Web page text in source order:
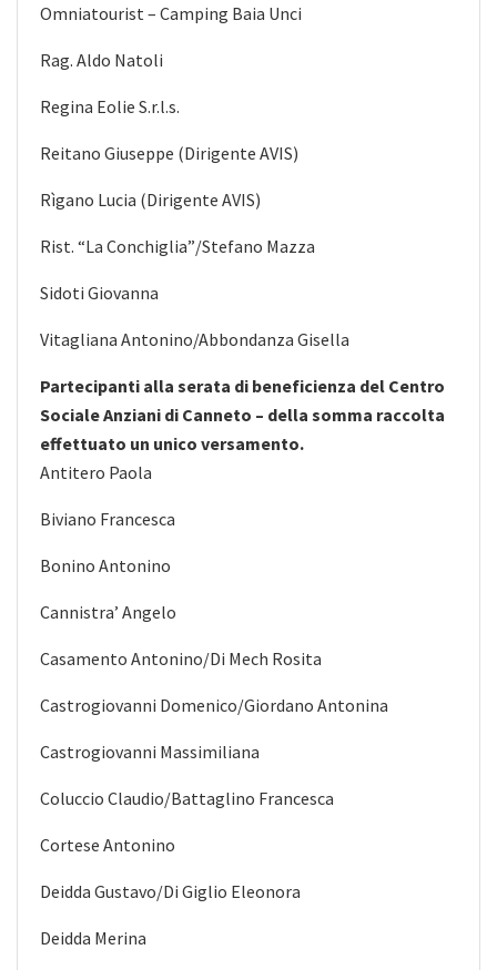
Omniatourist – Camping Baia Unci
Rag. Aldo Natoli
Regina Eolie S.r.l.s.
Reitano Giuseppe (Dirigente AVIS)
Rìgano Lucia (Dirigente AVIS)
Rist. “La Conchiglia”/Stefano Mazza
Sidoti Giovanna
Vitagliana Antonino/Abbondanza Gisella
Partecipanti alla serata di beneficienza del Centro
Sociale Anziani di Canneto – della somma raccolta
effettuato un unico versamento.
Antitero Paola
Biviano Francesca
Bonino Antonino
Cannistra’ Angelo
Casamento Antonino/Di Mech Rosita
Castrogiovanni Domenico/Giordano Antonina
Castrogiovanni Massimiliana
Coluccio Claudio/Battaglino Francesca
Cortese Antonino
Deidda Gustavo/Di Giglio Eleonora
Deidda Merina